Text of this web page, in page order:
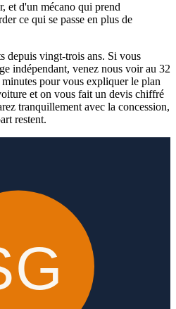
et d'un mécano qui prend
ce qui se passe en plus de
depuis vingt-trois ans. Si vous
indépendant, venez nous voir au 32
pour vous expliquer le plan
et on vous fait un devis chiffré
tranquillement avec la concession,
restent.